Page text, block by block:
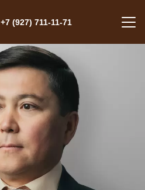
+7 (927) 711-11-71